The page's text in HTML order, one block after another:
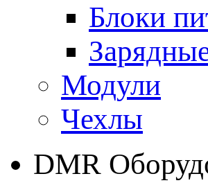
Блоки
Модули
Чехлы
DMR